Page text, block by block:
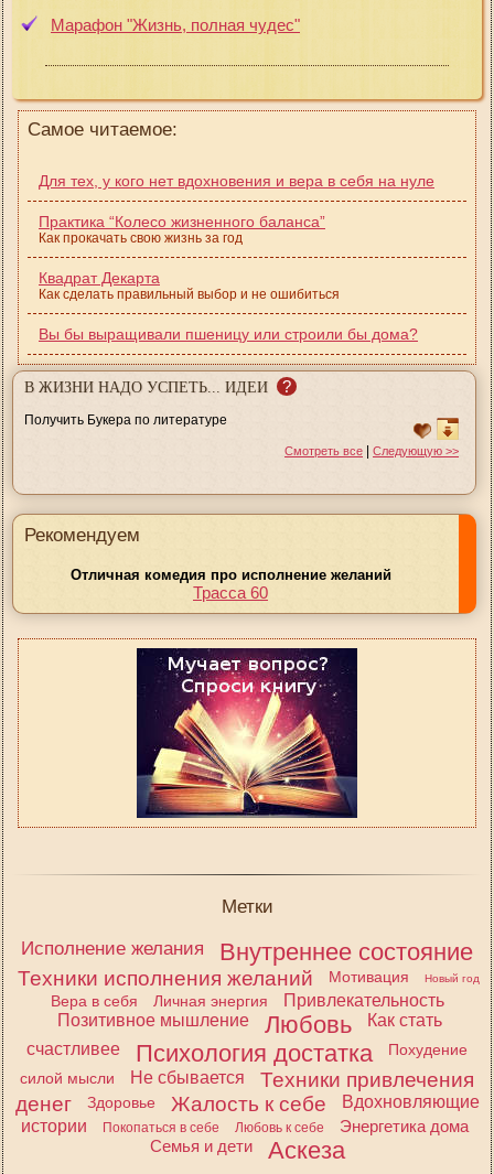
Марафон "Жизнь, полная чудес"
Самое читаемое:
Для тех, у кого нет вдохновения и вера в себя на нуле
Практика “Колесо жизненного баланса”
Как прокачать свою жизнь за год
Квадрат Декарта
Как сделать правильный выбор и не ошибиться
Вы бы выращивали пшеницу или строили бы дома?
В ЖИЗНИ НАДО УСПЕТЬ... ИДЕИ ?
Получить Букера по литературе
Смотреть все | Следующую >>
Рекомендуем
Отличная комедия про исполнение желаний
Трасса 60
Метки
Исполнение желания
Внутреннее состояние
Техники исполнения желаний Мотивация Новый год
Вера в себя Личная энергия
Привлекательность
Позитивное мышление
Любовь
Как стать
счастливее
Психология достатка
Похудение
силой мысли
Не сбывается
Техники привлечения
денег
Здоровье Жалость к себе
Вдохновляющие
истории
Покопаться в себе Любовь к себе
Энергетика дома
Семья и дети
Аскеза